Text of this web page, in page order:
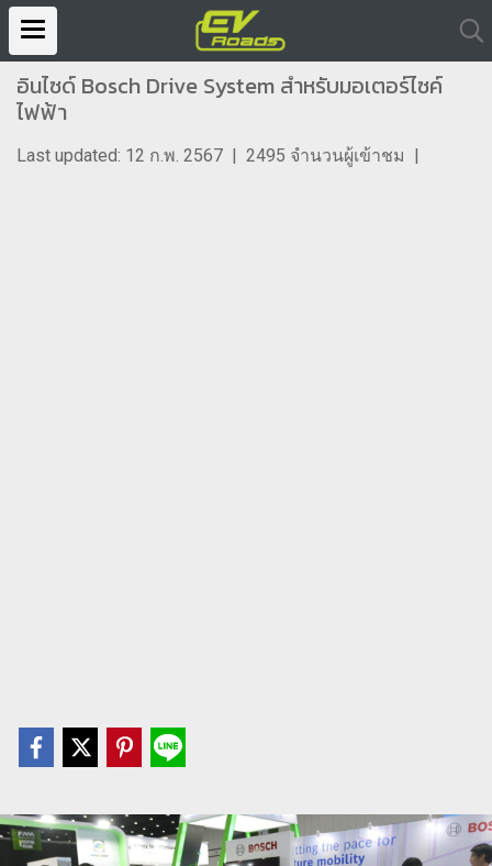
อินไซด์ Bosch Drive System สำหรับมอเตอร์ไซค์
ไฟฟ้า
Last updated: 12 ก.พ. 2567 | 2495 จำนวนผู้เข้าชม |